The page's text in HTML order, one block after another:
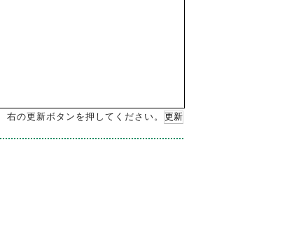
の更新ボタンを押してください。 更新